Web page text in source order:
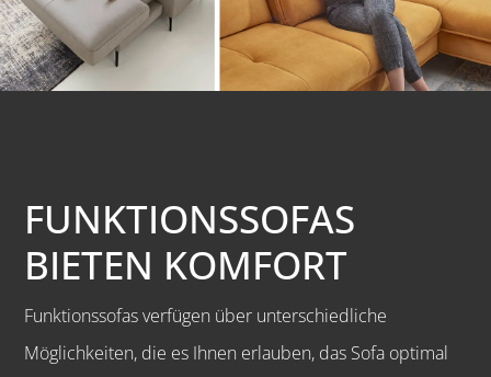
FUNKTIONSSOFAS
BIETEN KOMFORT
Funktionssofas verfügen über unterschiedliche
Möglichkeiten, die es Ihnen erlauben, das Sofa optimal